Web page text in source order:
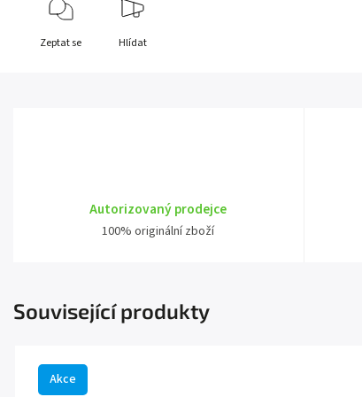
Zeptat se Hlídat
Autorizovaný prodejce
100% originální zboží
Související produkty
Akce